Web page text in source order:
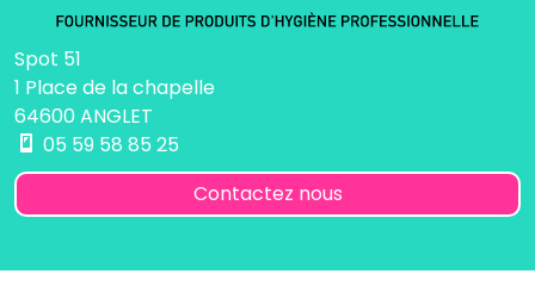
Spot 51
1 Place de la chapelle
64600 ANGLET
05 59 58 85 25
Contactez nous